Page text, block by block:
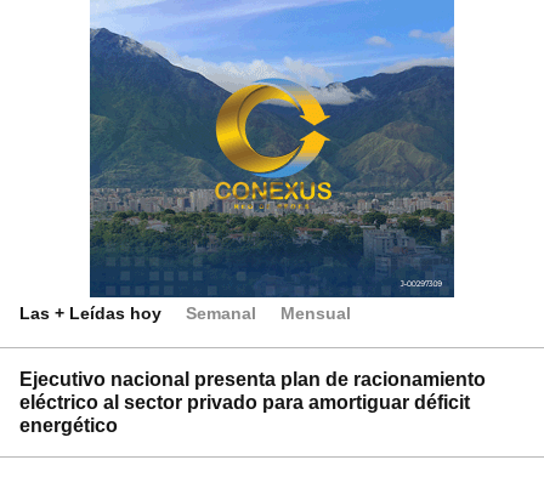
Las + Leídas hoy Semanal Mensual
Ejecutivo nacional presenta plan de racionamiento
eléctrico al sector privado para amortiguar déficit
energético